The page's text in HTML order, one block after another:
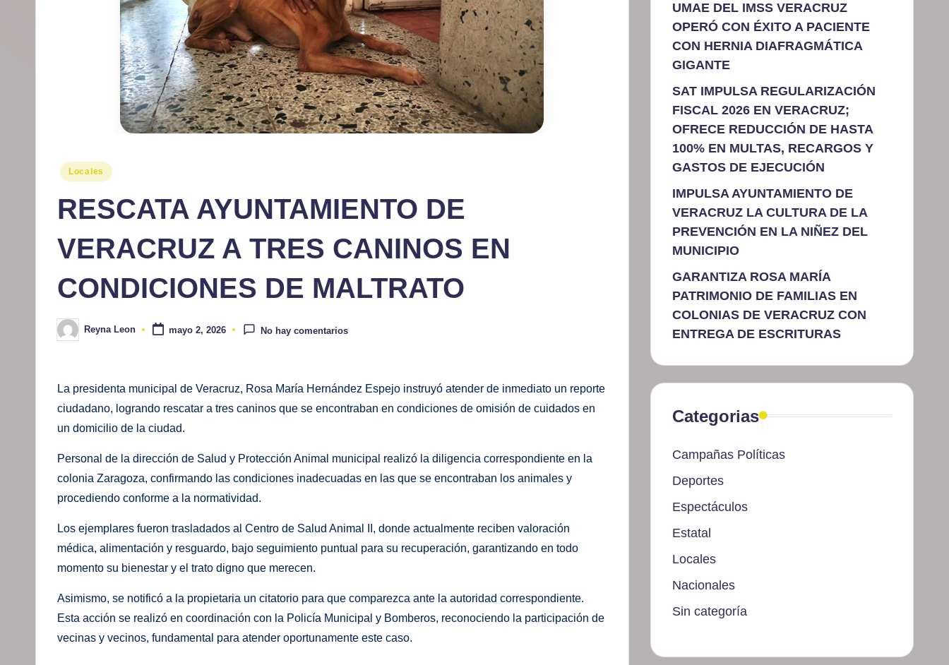
Publicado
Locales
RESCATA AYUNTAMIENTO DE
VERACRUZ A TRES CANINOS EN
CONDICIONES DE MALTRATO
Publicado
por
Reyna Leon mayo 2, 2026 No hay comentarios
La presidenta municipal de Veracruz, Rosa María Hernández Espejo instruyó atender de inmediato un reporte
ciudadano, logrando rescatar a tres caninos que se encontraban en condiciones de omisión de cuidados en
un domicilio de la ciudad.
Personal de la dirección de Salud y Protección Animal municipal realizó la diligencia correspondiente en la
colonia Zaragoza, confirmando las condiciones inadecuadas en las que se encontraban los animales y
procediendo conforme a la normatividad.
Los ejemplares fueron trasladados al Centro de Salud Animal II, donde actualmente reciben valoración
médica, alimentación y resguardo, bajo seguimiento puntual para su recuperación, garantizando en todo
momento su bienestar y el trato digno que merecen.
Asimismo, se notificó a la propietaria un citatorio para que comparezca ante la autoridad correspondiente.
Esta acción se realizó en coordinación con la Policía Municipal y Bomberos, reconociendo la participación de
vecinas y vecinos, fundamental para atender oportunamente este caso.
UMAE DEL IMSS VERACRUZ
OPERÓ CON ÉXITO A PACIENTE
CON HERNIA DIAFRAGMÁTICA
GIGANTE
SAT IMPULSA REGULARIZACIÓN
FISCAL 2026 EN VERACRUZ;
OFRECE REDUCCIÓN DE HASTA
100% EN MULTAS, RECARGOS Y
GASTOS DE EJECUCIÓN
IMPULSA AYUNTAMIENTO DE
VERACRUZ LA CULTURA DE LA
PREVENCIÓN EN LA NIÑEZ DEL
MUNICIPIO
GARANTIZA ROSA MARÍA
PATRIMONIO DE FAMILIAS EN
COLONIAS DE VERACRUZ CON
ENTREGA DE ESCRITURAS
Categorias
Campañas Políticas
Deportes
Espectáculos
Estatal
Locales
Nacionales
Sin categoría